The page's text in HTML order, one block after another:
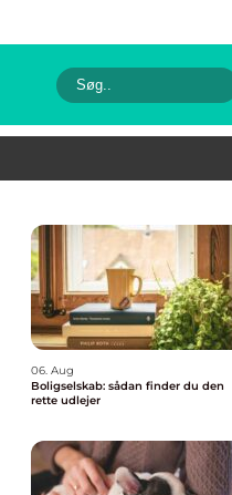
06. Aug
Boligselskab: sådan finder du den
rette udlejer